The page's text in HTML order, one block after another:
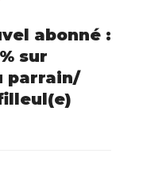
abonné :
sur
parrain/